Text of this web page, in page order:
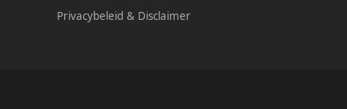
Privacybeleid & Disclaimer